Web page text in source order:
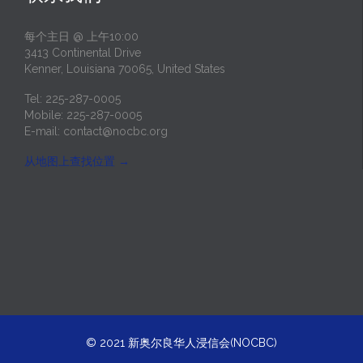
每个主日 @ 上午10:00
3413 Continental Drive
Kenner, Louisiana 70065, United States
Tel: 225-287-0005
Mobile: 225-287-0005
E-mail: contact@nocbc.org
从地图上查找位置 →
© 2021 新奥尔良华人浸信会(NOCBC)